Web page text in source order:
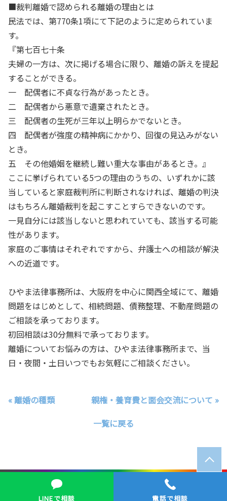
■裁判離婚で認められる離婚の理由とは
民法では、第770条1項にて下記のように定められていま
す。
『第七百七十条
夫婦の一方は、次に掲げる場合に限り、離婚の訴えを提起
することができる。
一 配偶者に不貞な行為があったとき。
二 配偶者から悪意で遺棄されたとき。
三 配偶者の生死が三年以上明らかでないとき。
四 配偶者が強度の精神病にかかり、回復の見込みがない
とき。
五 その他婚姻を継続し難い重大な事由があるとき。』
ここに挙げられている5つの理由のうちの、いずれかに該
当していると家庭裁判所に判断されなければ、離婚の判決
はもちろん離婚裁判を起こすことすらできないのです。
一見自分には該当しないと思われていても、該当する可能
性があります。
家庭のご事情はそれぞれですから、弁護士への相談が解決
への近道です。
ひやま法律事務所は、大阪府を中心に関西全域にて、離婚
問題をはじめとして、相続問題、債務整理、不動産問題の
ご相談を承っております。
初回相談は30分無料で承っております。
離婚についてお悩みの方は、ひやま法律事務所まで、当
日・夜間・土日いつでもお気軽にご相談ください。
« 離婚の種類
親権・養育費と面会交流について »
一覧に戻る